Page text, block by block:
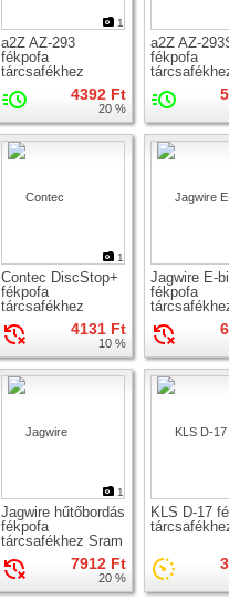
1
a2Z AZ-293
fékpofa
tárcsafékhez
4392 Ft
20 %
a2Z AZ-
fékpofa
1
Contec DiscStop+
fékpofa
tárcsafékhez
4131 Ft
10 %
Jagwire E-
fékpofa
Guide, G2
1
Jagwire hűtőbordás
fékpofa
tárcsafékhez Sram
Guide Ultimate7912 Ft
20 %
KLS D-17